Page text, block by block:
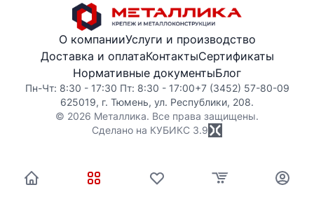
О компанииУслуги и производство
Доставка и оплатаКонтактыСертификаты
Нормативные документыБлог
Пн-Чт: 8:30 - 17:30 Пт: 8:30 - 17:00+7 (3452) 57-80-09
625019, г. Тюмень, ул. Республики, 208.
© 2026 Металлика. Все права защищены.
Сделано на КУБИКС 3.9